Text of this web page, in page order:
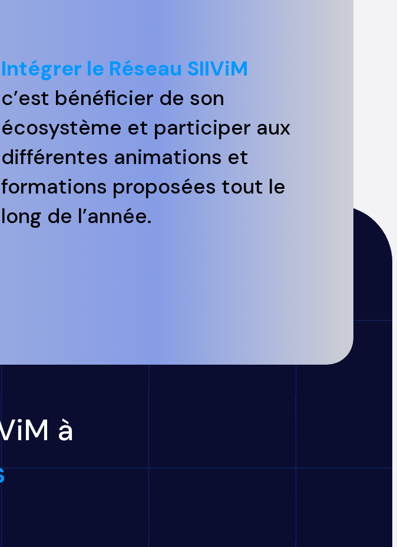
Intégrer le Réseau SIIViM
c’est bénéficier de son
écosystème et participer aux
différentes animations et
formations proposées tout le
long de l’année.
à